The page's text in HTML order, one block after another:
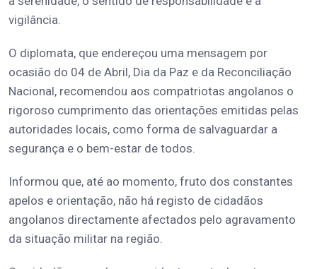
vigilância.
O diplomata, que endereçou uma mensagem por
ocasião do 04 de Abril, Dia da Paz e da Reconciliação
Nacional, recomendou aos compatriotas angolanos o
rigoroso cumprimento das orientações emitidas pelas
autoridades locais, como forma de salvaguardar a
segurança e o bem-estar de todos.
Informou que, até ao momento, fruto dos constantes
apelos e orientação, não há registo de cidadãos
angolanos directamente afectados pelo agravamento
da situação militar na região.